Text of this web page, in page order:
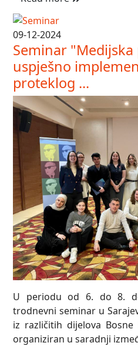
09-12-2024
Seminar
uspješno
proteklog ...
U periodu od 6. do 8.
trodnevni seminar u
iz različitih dijelova
organiziran u saradnji